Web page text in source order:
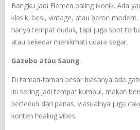
Bangku Jadi Elemen paling ikonik. Ada
klasik, besi, vintage, atau beron
hanya tempat duduk, tapi juga spot
atau sekedar menikmati udara segar.
Gazebo atau Saung
Di taman-taman besar biasanya ada
ini sering jadi tempat kumpul, makan
berteduh dari panas. Viasualnya juga
konten healing vibes.